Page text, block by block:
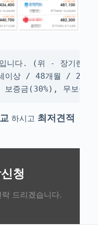
입니다. (위 - 장기렌
이상 / 48개월 / 2만
증금(30%), 무보증
하시고 최저견적
청
드리겠습니다.